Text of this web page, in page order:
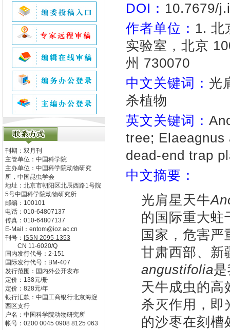
刊期：双月刊
主管单位： 中国科学院
主办单位： 中国科学院动物研究
所，中国昆虫学会
地址： 北京市朝阳区北辰西路1号院
5号中国科学院动物研究所
邮编： 100101
电话： 010-64807137
传真： 010-64807137
E-Mail： entom@ioz.ac.cn
刊号： ISSN 2095-1353
CN 11-6020/Q
国内发行代号： 2-151
国际发行代号： BM-407
发行范围：国内外公开发布
定价： 138元/册
定价： 828元/年
银行汇款：中国工商银行北京海淀
西区支行
户名：中国科学院动物研究所
帐号：0200 0045 0908 8125 063
DOI： 10.7679/
作者单位： 1. 北
实验室，北京
州 730070
中文关键词： 光
杀植物
英文关键词：
tree;
dead-end trap
中文摘要：
光肩星天牛
的国际重大蛀
国家，危害
甘肃西部、新
angustifolia
天牛成虫的高
杀灭作用，即
的沙枣在刻槽